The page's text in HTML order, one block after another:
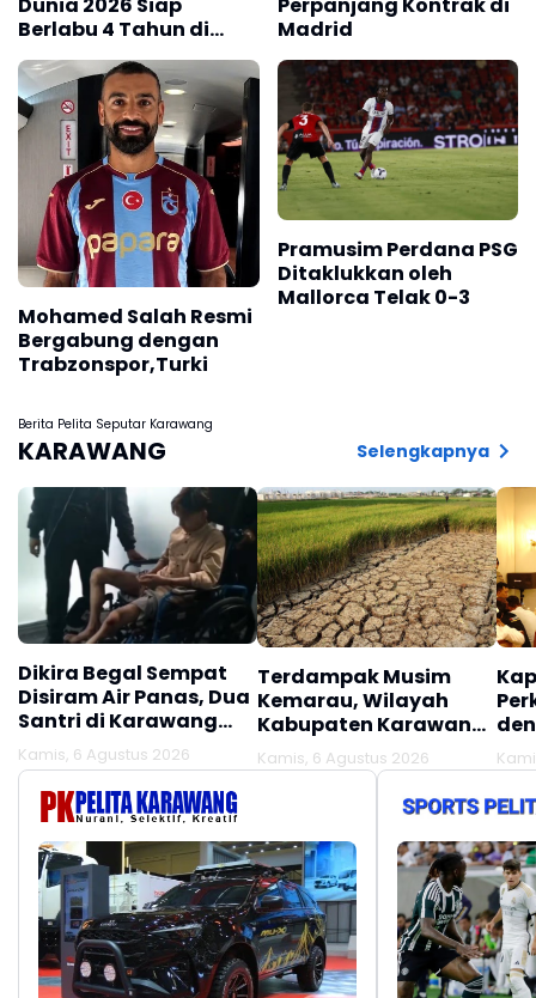
Berlabu 4 Tahun di
Barcelona
Madrid
Mohamed Salah Resmi
Bergabung dengan
Trabzonspor,Turki
Pramusim Perdana PSG
Ditaklukkan oleh
Mallorca Telak 0-3
Berita Pelita Seputar Karawang
KARAWANG Selengkapnya
Dikira Begal Sempat
Disiram Air Panas, Dua
Santri di Karawang
Terluka Akibat Aksi
Oknum Linmas
Kamis, 6 Agustus 2026
Terdampak Musim
Kemarau, Wilayah
Kabupaten Karawang
Kekeringan Makin
Meluas
Kamis, 6 Agustus 2026